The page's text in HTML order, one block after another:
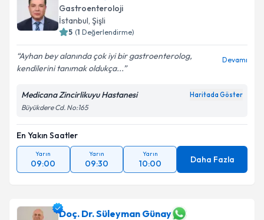
Gastroenteroloji
İstanbul, Şişli
5 (1 Değerlendirme)
Ayhan bey alanında çok iyi bir gastroenterolog,
kendilerini tanımak oldukça...
Devamı
Medicana Zincirlikuyu Hastanesi Haritada Göster
Büyükdere Cd. No:165
En Yakın Saatler
Yarın
09:00
Yarın
09:30
Yarın
10:00 Daha Fazla
Doç. Dr. Süleyman Günay